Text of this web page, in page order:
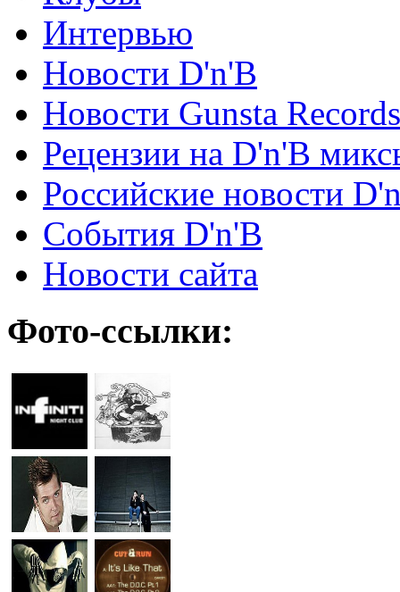
Интервью
Новости D'n'B
Новости Gunsta Records
Рецензии на D'n'B
Российские новости
События D'n'B
Новости сайта
Фото-ссылки: